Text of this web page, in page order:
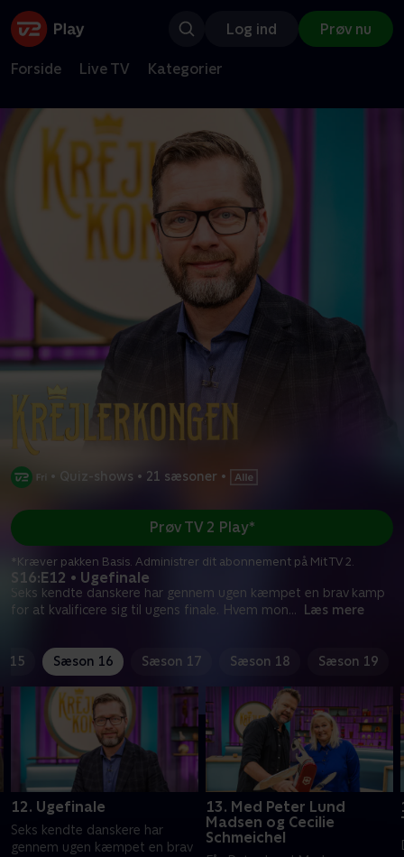
Log ind Prøv nu
Forside Live TV Kategorier
• Quiz-shows • 21 sæsoner •
S16:E12 • Ugefinale
Seks kendte danskere har gennem ugen kæmpet en brav kamp
for at kvalificere sig til ugens finale. Hvem mon... Læs mere
Prøv TV 2 Play*
*Kræver pakken Basis. Administrer dit abonnement på Mit TV 2.
15 Sæson 16 Sæson 17 Sæson 18 Sæson 19
12. Ugefinale
Seks kendte danskere har
gennem ugen kæmpet en brav
13. Med Peter Lund
Madsen og Cecilie
Schmeichel